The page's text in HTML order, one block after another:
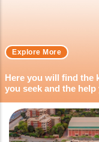
Here you will find the
you seek and the help
Explore More